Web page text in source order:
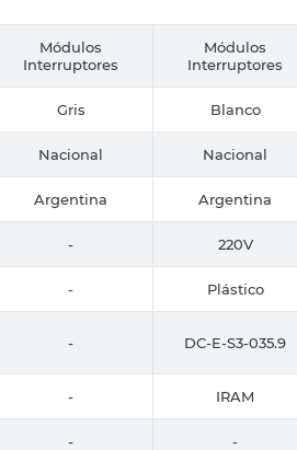
Módulos
Interruptores
Módulos
Interruptores
Gris Blanco
Nacional Nacional
Argentina Argentina
- 220V
- Plástico
- DC-E-S3-035.9
- IRAM
- -